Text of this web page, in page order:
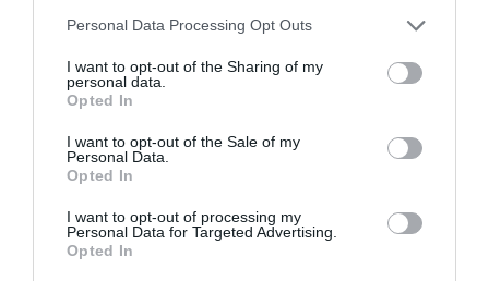
Please note that this website/app uses one or more Google
not limited to your visit or usage behaviour. You may click to
grant or deny consent to Google and its third-party tags to
use your data for below specified purposes in below Google
consent section.
Personal Data Processing Opt Outs
I want to opt-out of the Sharing of my
personal data.
Opted In
I want to opt-out of the Sale of my
Personal Data.
Opted In
I want to opt-out of processing my
Personal Data for Targeted Advertising.
Opted In
hívás esetén egy tál meleg ételt biztosít egy
rászorulónak.
Címkék: Vastag Csaba
Korábbi bejegyzések